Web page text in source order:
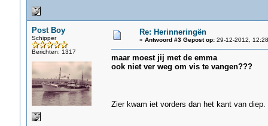
Post Boy
Schipper
Berichten: 1317
Re: Herinneringën
« Antwoord #3 Gepost op:29-12-2012,
maar moest jij met de emma
ook niet ver weg om vis te vangen???
Zier kwam iet vorders dan het kant van diep.